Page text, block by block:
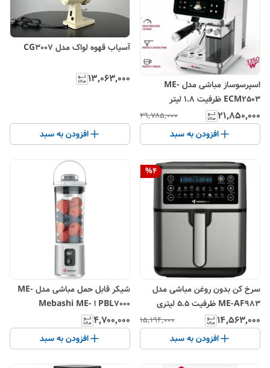
اسپرسوساز مباشی مدل ME-
ECM2503 ظرفیت ۱.۸ لیتر
۲۱٬۸۵۰٬۰۰۰ ۲۹٬۷۸۵٬۰۰۰
افزودن به سبد
آسیاب قهوه لواک مدل CG3007
۱۳٬۰۶۳٬۰۰۰
افزودن به سبد
%4
سرخ کن بدون روغن مباشی مدل
ME-AF983 ظرفیت ۵.۵ لیتری
۱۴٬۵۶۳٬۰۰۰ ۱۵٬۱۹۴٬۰۰۰
افزودن به سبد
شیکر قابل حمل مباشی مدل ME-
PBL7000 ا Mebashi ME-
/ عمده)
۴٬۷۰۰٬۰۰۰
افزودن به سبد